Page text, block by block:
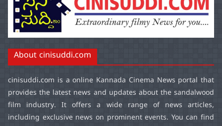
About cinisuddi.com
cinisuddi.com is a online Kannada Cinema News portal that
provides the latest news and updates about the sandalwood
film industry. It offers a wide range of news articles,
including exclusive news on prominent events. You can find